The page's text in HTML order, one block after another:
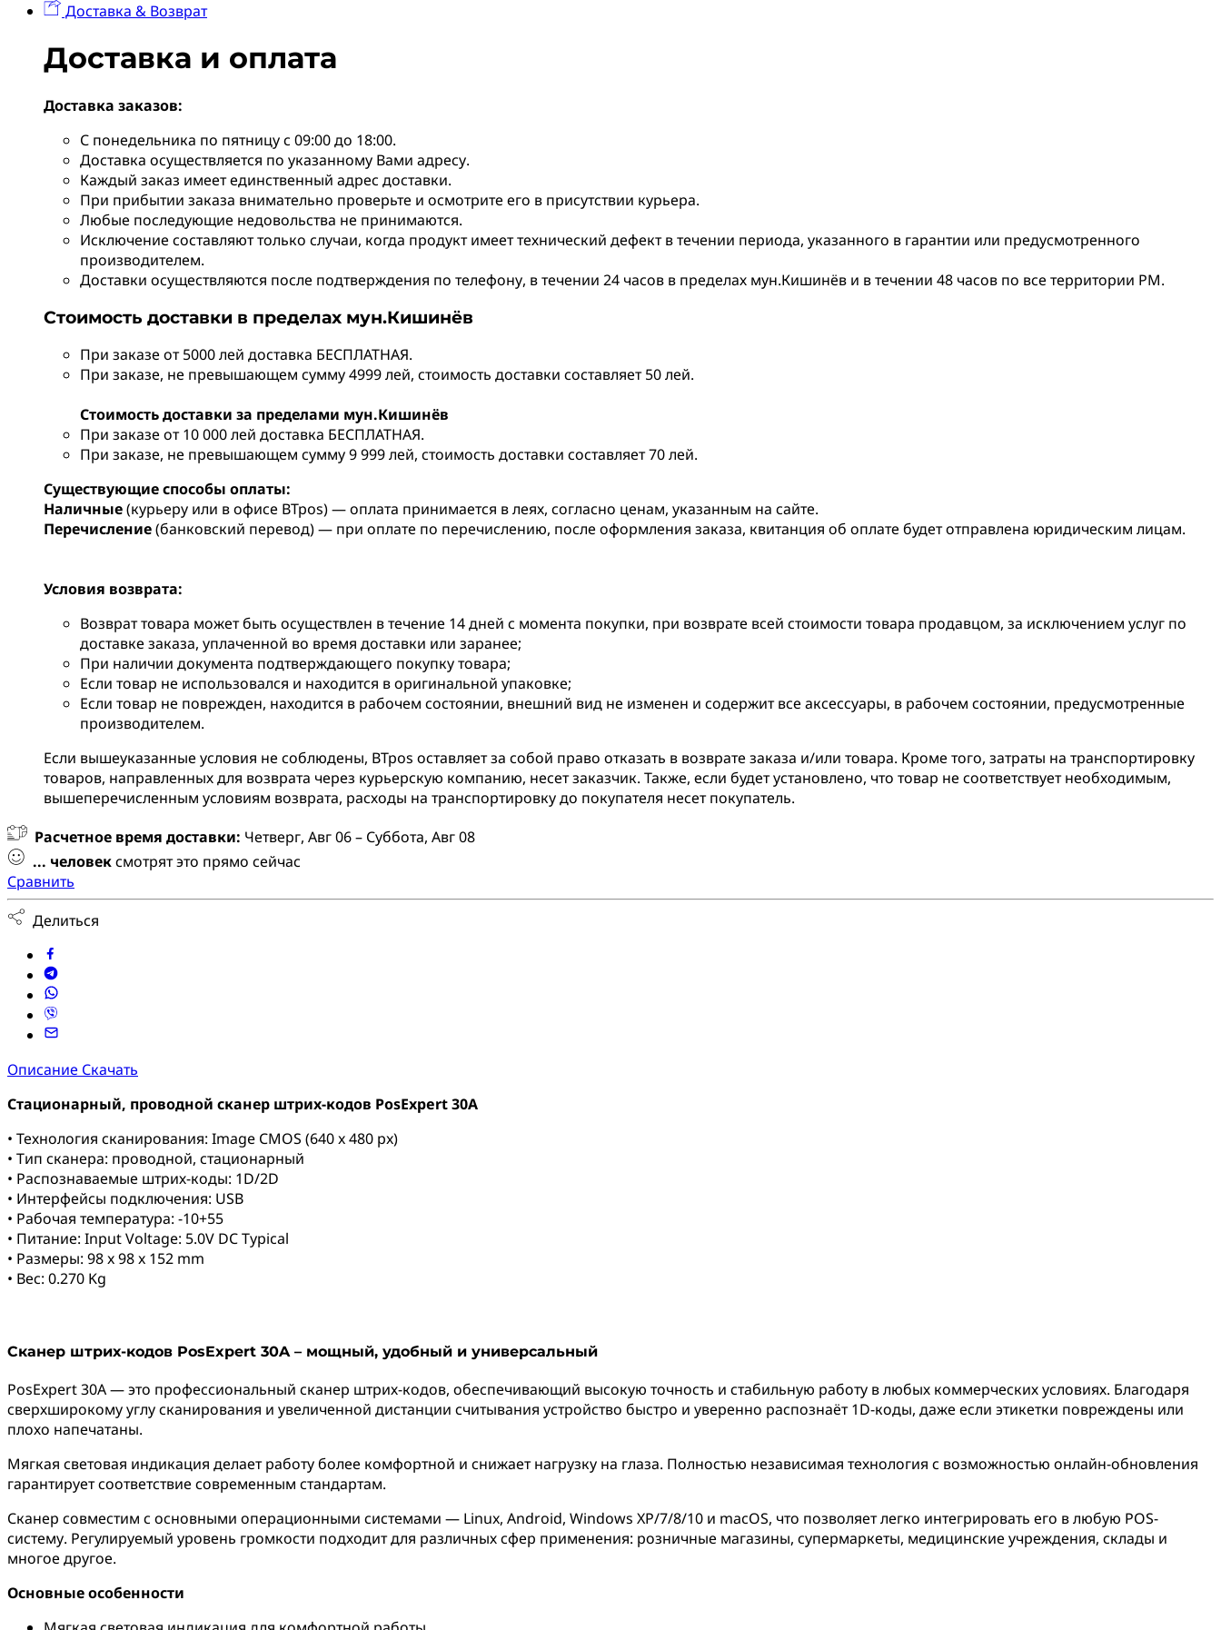
Доставка & Возврат
Доставка и оплата
Доставка заказов:
С понедельника по пятницу с 09:00 до 18:00.
Доставка осуществляется по указанному Вами адресу.
Каждый заказ имеет единственный адрес доставки.
При прибытии заказа внимательно проверьте и осмотрите его в присутствии курьера.
Любые последующие недовольства не принимаются.
Исключение составляют только случаи, когда продукт имеет технический дефект в течении периода, указанного в гарантии или предусмотренного
производителем.
Доставки осуществляются после подтверждения по телефону, в течении 24 часов в пределах мун.Кишинёв и в течении 48 часов по все территории РМ.
Стоимость доставки в пределах мун.Кишинёв
При заказе от 5000 лей доставка БЕСПЛАТНАЯ.
При заказе, не превышающем сумму 4999 лей, стоимость доставки составляет 50 лей.
Стоимость доставки за пределами мун.Кишинёв
При заказе от 10 000 лей доставка БЕСПЛАТНАЯ.
При заказе, не превышающем сумму 9 999 лей, стоимость доставки составляет 70 лей.
Существующие способы оплаты:
Наличные(курьеру или в офисе BTpos) — оплата принимается в леях, согласно ценам, указанным на сайте.
Перечисление(банковский перевод) — при оплате по перечислению, после оформления заказа, квитанция об оплате будет отправлена юридическим лицам.
Условия возврата:
Возврат товара может быть осуществлен в течение 14 дней с момента покупки, при возврате всей стоимости товара продавцом, за исключением услуг по
доставке заказа, уплаченной во время доставки или заранее;
При наличии документа подтверждающего покупку товара;
Если товар не использовался и находится в оригинальной упаковке;
Если товар не поврежден, находится в рабочем состоянии, внешний вид не изменен и содержит все аксессуары, в рабочем состоянии, предусмотренные
производителем.
Если вышеуказанные условия не соблюдены, BTpos оставляет за собой право отказать в возврате заказа и/или товара. Кроме того, затраты на транспортировку
товаров, направленных для возврата через курьерскую компанию, несет заказчик. Также, если будет установлено, что товар не соответствует необходимым,
вышеперечисленным условиям возврата, расходы на транспортировку до покупателя несет покупатель.
Расчетное время доставки: Четверг, Авг 06 – Суббота, Авг 08
... человексмотрят это прямо сейчас
Сравнить
Делиться
Описание Скачать
Стационарный, проводной сканер штрих-кодов PosExpert 30A
• Технология сканирования: Image CMOS (640 x 480 px)
• Тип сканера: проводной, стационарный
• Распознаваемые штрих-коды: 1D/2D
• Интерфейсы подключения: USB
• Рабочая температура: -10+55
• Питание: Input Voltage: 5.0V DC Typical
• Размеры: 98 x 98 x 152 mm
• Вес: 0.270 Kg
Сканер штрих-кодов PosExpert 30A – мощный, удобный и универсальный
PosExpert 30A — это профессиональный сканер штрих-кодов, обеспечивающий высокую точность и стабильную работу в любых коммерческих условиях. Благодаря
сверхширокому углу сканирования и увеличенной дистанции считывания устройство быстро и уверенно распознаёт 1D-коды, даже если этикетки повреждены или
плохо напечатаны.
Мягкая световая индикация делает работу более комфортной и снижает нагрузку на глаза. Полностью независимая технология с возможностью онлайн-обновления
гарантирует соответствие современным стандартам.
Сканер совместим с основными операционными системами — Linux, Android, Windows XP/7/8/10 и macOS, что позволяет легко интегрировать его в любую POS-
систему. Регулируемый уровень громкости подходит для различных сфер применения: розничные магазины, супермаркеты, медицинские учреждения, склады и
многое другое.
Основные особенности